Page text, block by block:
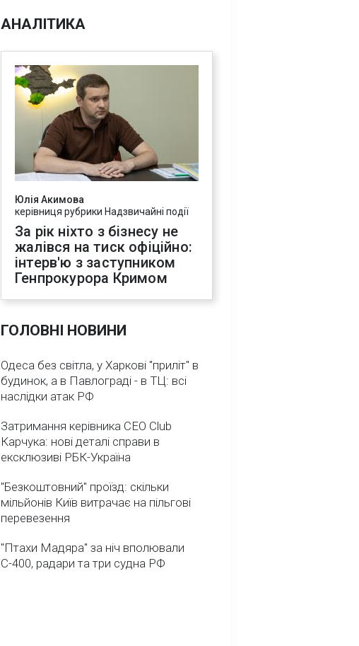
АНАЛІТИКА
Юлія Акимова
керівниця рубрики Надзвичайні події
За рік ніхто з бізнесу не
жалівся на тиск офіційно:
інтерв'ю з заступником
Генпрокурора Кримом
ГОЛОВНІ НОВИНИ
Одеса без світла, у Харкові "приліт" в
будинок, а в Павлограді - в ТЦ: всі
наслідки атак РФ
Затримання керівника CEO Club
Карчука: нові деталі справи в
ексклюзиві РБК-Україна
"Безкоштовний" проїзд: скільки
мільйонів Київ витрачає на пільгові
перевезення
"Птахи Мадяра" за ніч вполювали
С-400, радари та три судна РФ